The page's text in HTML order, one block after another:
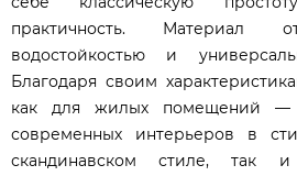
практичность. Материал
водостойкостью и
Благодаря своим
как для жилых помещений —
современных интерьеров в
скандинавском стиле, так